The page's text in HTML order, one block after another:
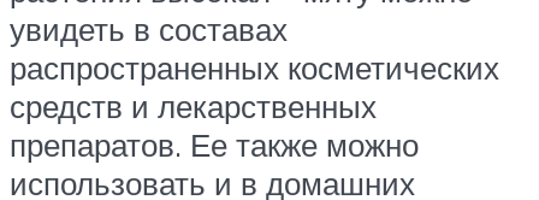
увидеть в составах
распространенных косметических
средств и лекарственных
препаратов. Ее также можно
использовать и в домашних